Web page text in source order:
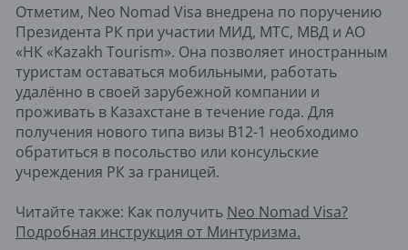
Отметим, Neo Nomad Visa внедрена по поручению
Президента РК при участии МИД, МТС, МВД и АО
«НК «Kazakh Tourism». Она позволяет иностранным
туристам оставаться мобильными, работать
удалённо в своей зарубежной компании и
проживать в Казахстане в течение года. Для
получения нового типа визы В12-1 необходимо
обратиться в посольство или консульские
учреждения РК за границей.
Читайте также: Как получить Neo Nomad Visa?
Подробная инструкция от Минтуризма.